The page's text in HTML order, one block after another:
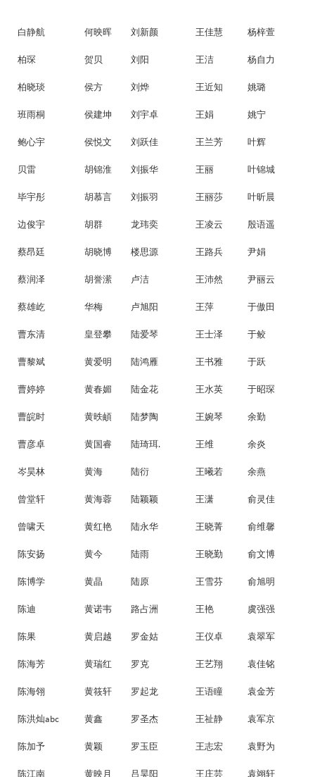
白静航 何映晖 刘新颜 王佳慧 杨梓萱
柏琛 贺贝 刘阳 王洁 杨自力
柏晓琰 侯方 刘烨 王近知 姚璐
班雨桐 侯建坤 刘宇卓 王娟 姚宁
鲍心宇 侯悦文 刘跃佳 王兰芳 叶辉
贝雷 胡锦淮 刘振华 王丽 叶锦城
毕宇彤 胡慕言 刘振羽 王丽莎 叶昕晨
边俊宇 胡群 龙玮奕 王凌云 殷语遥
蔡昂廷 胡晓博 楼思源 王路兵 尹娟
蔡润泽 胡誉潆 卢洁 王沛然 尹丽云
蔡雄屹 华梅 卢旭阳 王萍 于傲田
曹东清 皇登攀 陆爱琴 王士泽 于鲛
曹黎斌 黄爱明 陆鸿雁 王书雅 于跃
曹婷婷 黄春媚 陆金花 王水英 于昭琛
曹皖时 黄昳頔 陆梦陶 王婉琴 余勤
曹彦卓 黄国睿 陆琦珥. 王维 余炎
岑昊林 黄海 陆衍 王曦若 余燕
曾堂轩 黄海蓉 陆颖颖 王潇 俞灵佳
曾啸天 黄红艳 陆永华 王晓菁 俞维馨
陈安扬 黄今 陆雨 王晓勤 俞文博
陈博学 黄晶 陆原 王雪芬 俞旭明
陈迪 黄诺韦 路占洲 王艳 虞强强
陈果 黄启越 罗金姑 王仪卓 袁翠军
陈海芳 黄瑞红 罗克 王艺翔 袁佳铭
陈海翎 黄筱轩 罗起龙 王语瞳 袁金芳
陈洪灿abc 黄鑫 罗圣杰 王祉静 袁军京
陈加予 黄颖 罗玉臣 王志宏 袁野为
陈江南 黄映月 吕昊阳 王庄芸 袁翊轩